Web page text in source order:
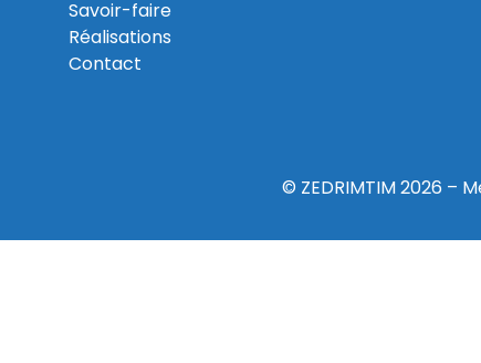
Savoir-faire
Réalisations
Contact
© ZEDRIMTIM 2026 –